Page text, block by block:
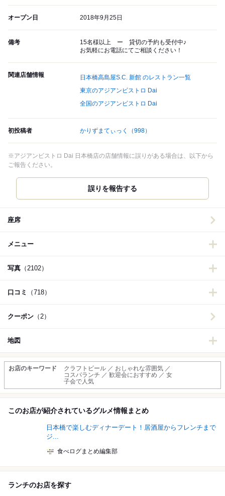
オープン日 2018年9月25日
備考
15名様以上 ー 貸切の予約も受付中♪
お気軽にお電話にてご相談ください！
関連店舗情報
日本橋高島屋S.C. 新館 のレストラン一覧
東京のアジアンビストロ Dai
全国のアジアンビストロ Dai
初投稿者 かりずまてぃっく （998）
※アジアンビストロ Dai 日本橋店の店舗情報に誤りがある場合は、以下から
ご報告ください。
誤りを報告する
座席
メニュー
写真 （2102）
口コミ （718）
クーポン （2）
地図
お店のキーワード
クラフトビール ／ おしゃれな雰囲気 ／
コスパランチ ／ 歓迎会におすすめ ／ 女
子会で人気
このお店が紹介されているグルメ情報まとめ
日本橋で楽しむディナーデート！居酒屋からフレンチまで
ジ...
食べログまとめ編集部
ランチのお店を探す